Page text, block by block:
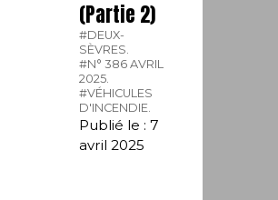
(Partie 2)
#DEUX-
SÈVRES.
#N° 386 AVRIL
2025.
#VÉHICULES
D'INCENDIE.
Publié le : 7
avril 2025